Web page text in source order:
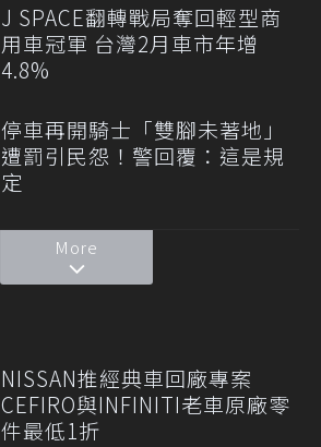
J SPACE翻轉戰局奪回輕型商
用車冠軍 台灣2月車市年增
4.8%
停車再開騎士「雙腳未著地」
遭罰引民怨！警回覆：這是規
定
More
NISSAN推經典車回廠專案
CEFIRO與INFINITI老車原廠零
件最低1折